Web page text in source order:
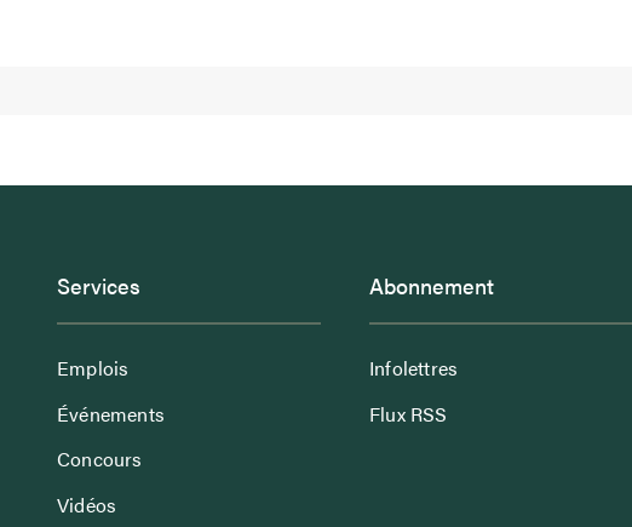
Services
Emplois
Événements
Concours
Vidéos
Abonnement
Infolettres
Flux RSS